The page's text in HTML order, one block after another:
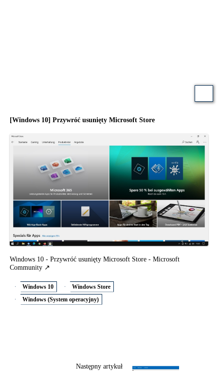
[Windows 10] Przywróć usunięty Microsoft Store
Windows 10 - Przywróć usunięty Microsoft Store - Microsoft
Community
Windows 10
Windows Store
Windows (System operacyjny)
Następny artykuł